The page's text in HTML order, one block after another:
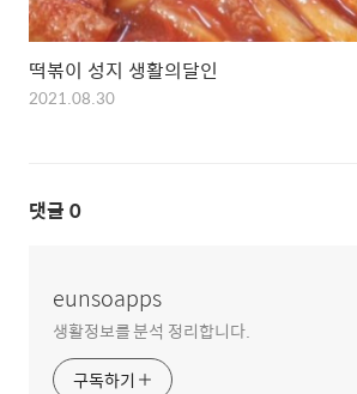
떡볶이 성지 생활의달인
2021.08.30
댓글 0
eunsoapps
생활정보를 분석 정리합니다.
구독하기